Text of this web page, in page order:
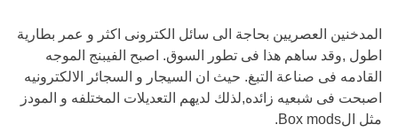
المدخنين العصريين بحاجة الى سائل الكترونى اكثر و عمر بطارية
اطول ,وقد ساهم هذا فى تطور السوق. اصبح الفيبنج الموجه
القادمه فى صناعة التبغ. حيث ان السيجار و السجائر الالكترونيه
اصبحت فى شبعيه زائده,لذلك لديهم التعديلات المختلفه و المودز
مثل الBox mods.